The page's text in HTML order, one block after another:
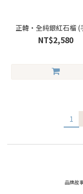
正韓・全純銀紅石榴 (
NT$2,580
1
品牌故